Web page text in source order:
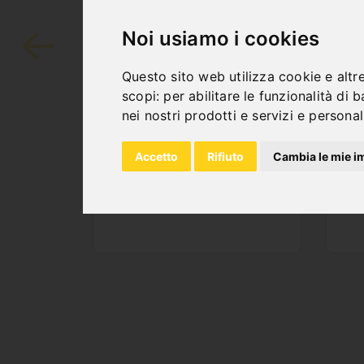
Noi usiamo i cookies
Questo sito web utilizza cookie e
scopi: per abilitare le funzionalità di
nei nostri prodotti e servizi e
Accetto Rifiuto Cambia le mie
4290 X 34 X 1,1 -
VARIO 4/6 TPI
Art. No. : 47-1283
Price on request
Out of Stock